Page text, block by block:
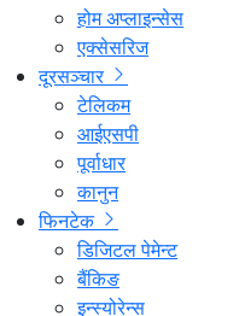
होम अप्लाइन्सेस
एक्सेसरिज
दूरसञ्चार
टेलिकम
आईएसपी
पूर्वाधार
कानुन
फिनटेक
डिजिटल पेमेन्ट
बैंकिङ
इन्स्योरेन्स